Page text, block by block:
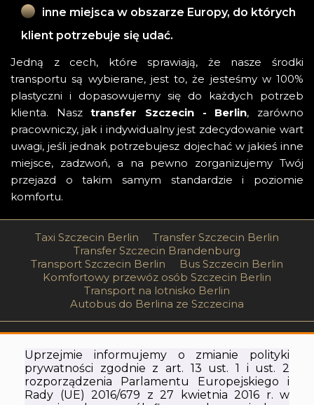
Uprzejmie informujemy o zmianie polityki
prywatności zgodnie z art. 13 ust. 1 i ust. 2
rozporządzenia Parlamentu Europejskiego i
Rady (UE) 2016/679 z 27 kwietnia 2016 r. w
inne miejsca w obszarze Europy, do których
klient potrzebuje się udać.
Jedną z cech, które sprawiają, że nasze środki
transportu są wybierane, jest to, że jesteśmy w 100%
plastyczni i dopasowujemy się do każdych potrzeb
klienta. Nasztransfer Szczecin - Berlin, zarówno
pracowniczy, jak i indywidualny jest zdecydowanie wart
uwagi, jeśli jednak potrzebujesz dojechać w jakieś inne
miejsce, zadzwoń, a na pewno zorganizujemy Twój
przejazd o takim samym standardzie i poziomie
komfortu.
Taxi Szczecin Berlin
Transfer Szczecin Berlin
Transfer Szczecin Brandenburg
Transport Szczecin Berlin
Bus Szczecin Berlin
Komfortowy przewóz osób Szczecin Berlin
Transport na lotnisko Berlin
Autobus do Berlina ze Szczecina
PRACA W SBS REZERWACJA
REGULAMIN FIRMA